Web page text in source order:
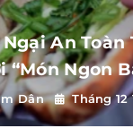
An Toàn
“Món Ngon
Dân Tháng 12